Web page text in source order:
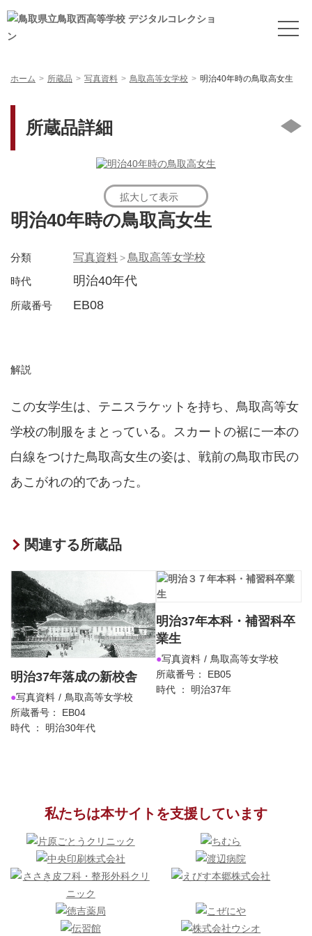
ホーム 所蔵品 写真資料 鳥取高等女学校 明治40年時の鳥取高女生
所蔵品詳細
拡大して表示
明治40年時の鳥取高女生
分類 写真資料
鳥取高等女学校
時代
明治40年代
所蔵番号 EB08
解説
この女学生は、テニスラケットを持ち、鳥取高等女
学校の制服をまとっている。スカートの裾に一本の
白線をつけた鳥取高女生の姿は、戦前の鳥取市民の
あこがれの的であった。
関連する所蔵品
明治37年落成の新校舎
写真資料
鳥取高等女学校
所蔵番号： EB04
時代 ： 明治30年代
明治37年本科・補習科卒
業生
写真資料
鳥取高等女学校
所蔵番号： EB05
時代 ： 明治37年
私たちは本サイトを支援しています